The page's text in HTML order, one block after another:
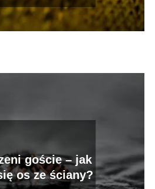
goście – jak
os ze ściany?